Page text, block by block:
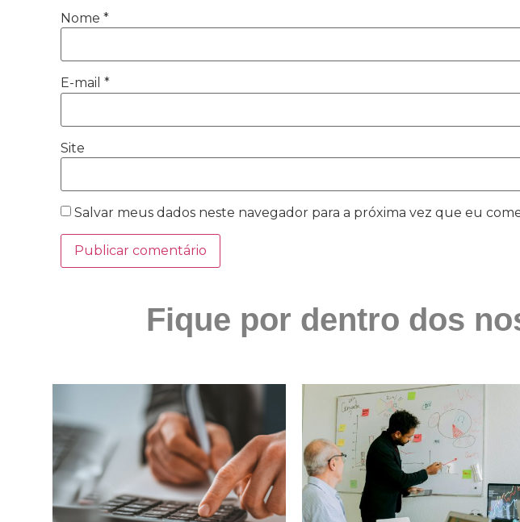
Nome *
E-mail *
Site
Salvar meus dados neste navegador para a próxima vez que eu
Fique por dentro dos